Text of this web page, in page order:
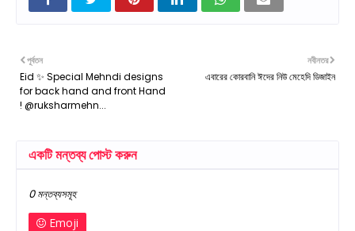
নবীনতর
এবারের কোরবানি ঈদের নিউ মেহেদি ডিজাইন
পূর্বতন
Eid ✨ Special Mehndi designs
for back hand and front Hand
! @ruksharmehn...
একটি মন্তব্য পোস্ট করুন
0 মন্তব্যসমূহ
Emoji